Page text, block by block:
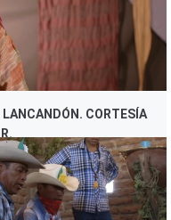
CORTESÍA